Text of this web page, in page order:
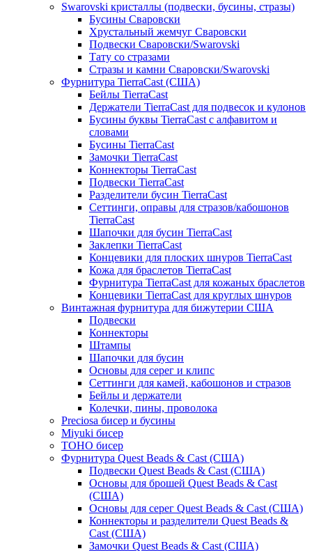
Swarovski кристаллы (подвески, бусины, стразы)
Бусины Сваровски
Хрустальный жемчуг Сваровски
Подвески Сваровски/Swarovski
Тату со стразами
Стразы и камни Сваровски/Swarovski
Фурнитура TierraCast (США)
Бейлы TierraCast
Держатели TierraCast для подвесок и кулонов
Бусины буквы TierraCast с алфавитом и
словами
Бусины TierraCast
Замочки TierraCast
Коннекторы TierraCast
Подвески TierraCast
Разделители бусин TierraCast
Сеттинги, оправы для стразов/кабошонов
TierraCast
Шапочки для бусин TierraCast
Заклепки TierraCast
Концевики для плоских шнуров TierraCast
Кожа для браслетов TierraCast
Фурнитура TierraCast для кожаных браслетов
Концевики TierraCast для круглых шнуров
Винтажная фурнитура для бижутерии США
Подвески
Коннекторы
Штампы
Шапочки для бусин
Основы для серег и клипс
Сеттинги для камей, кабошонов и стразов
Бейлы и держатели
Колечки, пины, проволока
Preciosa бисер и бусины
Miyuki бисер
TOHO бисер
Фурнитура Quest Beads & Cast (США)
Подвески Quest Beads & Cast (США)
Основы для брошей Quest Beads & Cast
(США)
Основы для серег Quest Beads & Cast (США)
Коннекторы и разделители Quest Beads &
Cast (США)
Замочки Quest Beads & Cast (США)